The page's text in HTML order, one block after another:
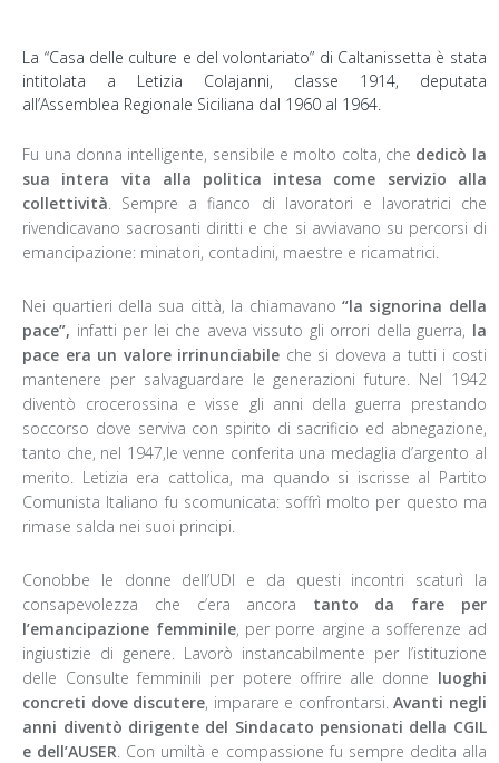
La “Casa delle culture e del volontariato” di Caltanissetta è stata
intitolata a Letizia Colajanni, classe 1914, deputata
all’Assemblea Regionale Siciliana dal 1960 al 1964.
Fu una donna intelligente, sensibile e molto colta, che dedicò la
sua intera vita alla politica intesa come servizio alla
collettività. Sempre a fianco di lavoratori e lavoratrici che
rivendicavano sacrosanti diritti e che si avviavano su percorsi di
emancipazione: minatori, contadini, maestre e ricamatrici.
Nei quartieri della sua città, la chiamavano “la signorina della
pace”, infatti per lei che aveva vissuto gli orrori della guerra, la
pace era un valore irrinunciabile che si doveva a tutti i costi
mantenere per salvaguardare le generazioni future. Nel 1942
diventò crocerossina e visse gli anni della guerra prestando
soccorso dove serviva con spirito di sacrificio ed abnegazione,
tanto che, nel 1947,le venne conferita una medaglia d’argento al
merito. Letizia era cattolica, ma quando si iscrisse al Partito
Comunista Italiano fu scomunicata: soffrì molto per questo ma
rimase salda nei suoi principi.
Conobbe le donne dell’UDI e da questi incontri scaturì la
consapevolezza che c’era ancora tanto da fare per
l’emancipazione femminile, per porre argine a sofferenze ad
ingiustizie di genere. Lavorò instancabilmente per l’istituzione
delle Consulte femminili per potere offrire alle donne luoghi
concreti dove discutere, imparare e confrontarsi. Avanti negli
anni diventò dirigente del Sindacato pensionati della CGIL
e dell’AUSER. Con umiltà e compassione fu sempre dedita alla